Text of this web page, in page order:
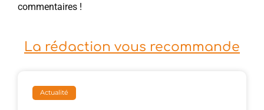
commentaires !
La rédaction vous recommande
Actualité